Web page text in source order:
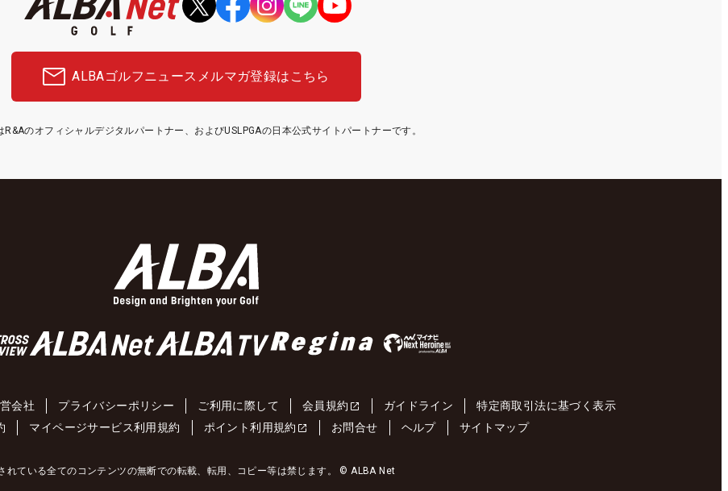
ALBAゴルフニュース メルマガ登録はこちら
R&Aのオフィシャルデジタルパートナー、およびUSLPGAの日本公式サイトパートナーです。
会社 プライバシーポリシー ご利用に際して 会員規約 ガイドライン
特定商取引法に基づく表示
マイページサービス利用規約 ポイント利用規約 お問合せ ヘルプ サイトマップ
れている全てのコンテンツの無断での転載、転用、コピー等は禁じます。 © ALBA Net